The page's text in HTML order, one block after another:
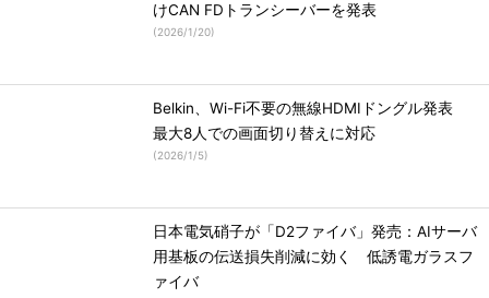
けCAN FDトランシーバーを発表
(2026/1/20)
Belkin、Wi-Fi不要の無線HDMIドングル発表
最大8人での画面切り替えに対応
(2026/1/5)
日本電気硝子が「D2ファイバ」発売：AIサーバ
用基板の伝送損失削減に効く 低誘電ガラスフ
ァイバ